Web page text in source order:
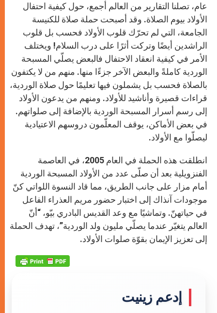
عام، تصلنا التقارير من العالم أجمع، حول كيفية احتفال
الأولاد بيوم الصلاة. وقد أصبحت حملة صلاة للكنيسة
الجامعة، التي لم تحرّك قلوب الأولاد فحسب بل قلوب
الراشدين أيضًا وتركت أثرًا على درب السلام! ويختلف
الأمر في كيفية انعقاد الاحتفال فالبعض يصلّي المسبحة
الوردية كاملةً والبعض الآخر جزءًا منها. منهم من لا يكتفون
بالصلاة فحسب بل يشملون فيها تعليمًا حول صلاة الوردية،
قراءات قصيرة وأناشيد للأولاد. ومنهم من يدعون الأولاد
إلى رسم أسرار المسبحة الوردية بالإضافة إلى صلواتهم.
في بعض الأماكن، يوقف المعلّمون دروسهم الاعتيادية
ليصلّوا مع الأولاد.
انطلقت هذه الحملة في العام 2005، في العاصمة
الفنزويلية بعد أن صلّى عدد من الأولاد المسبحة الوردية
أمام مزار على جانب الطريق، مما قاد النسوة اللواتي كنّ
موجودات آنذاك إلى اختبار حضور مريم العذراء الفاعل
في حياتهنّ. وتماشيًا مع وعد القديس البادري بيّو، “أنّ
العالم يتغيّر عندما يصلّي مليون ولد الوردية”، تهدف الحملة
إلى تعزيز الإيمان بقوّة صلوات الأولاد.
إدعم زينيت